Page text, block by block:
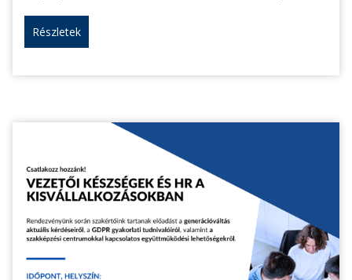
Részletek